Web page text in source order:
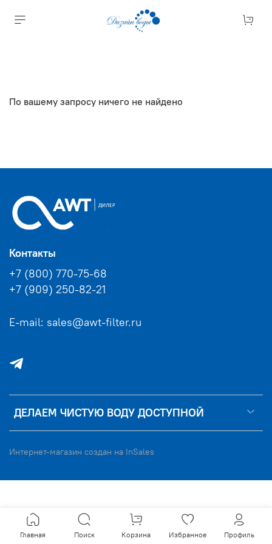
По вашему запросу ничего не найдено
ДЕЛАЕМ ЧИСТУЮ ВОДУ ДОСТУПНОЙ
Контакты
+7 (800) 770-75-68
+7 (909) 250-82-21
E-mail: sales@awt-filter.ru
Интернет-магазин создан на InSales
Главная Поиск Корзина Избранное Профиль